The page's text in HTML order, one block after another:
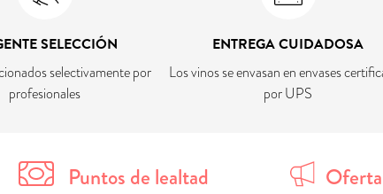
SELECCIÓN
selectivamente por
profesionales
ENTREGA CUIDADOSA
Los vinos se envasan en envases
por UPS
Puntos de lealtad